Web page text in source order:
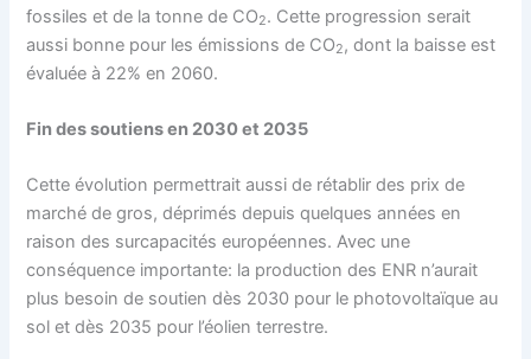
fossiles et de la tonne de CO2. Cette progression serait
aussi bonne pour les émissions de CO2, dont la baisse est
évaluée à 22% en 2060.
Fin des soutiens en 2030 et 2035
Cette évolution permettrait aussi de rétablir des prix de
marché de gros, déprimés depuis quelques années en
raison des surcapacités européennes. Avec une
conséquence importante: la production des ENR n’aurait
plus besoin de soutien dès 2030 pour le photovoltaïque au
sol et dès 2035 pour l’éolien terrestre.